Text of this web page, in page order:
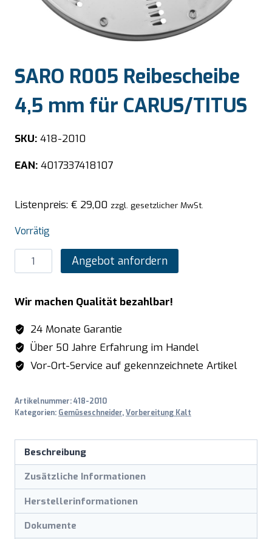
SARO R005 Reibescheibe
4,5 mm für CARUS/TITUS
SKU: 418-2010
EAN: 4017337418107
Listenpreis: € 29,00 zzgl. gesetzlicher MwSt.
Vorrätig
SARO
R005
4,5
mm
für
CARUS/TITUS
Menge
Angebot anfordern
Wir machen Qualität bezahlbar!
24 Monate Garantie
Über 50 Jahre Erfahrung im Handel
Vor-Ort-Service auf gekennzeichnete Artikel
Artikelnummer:418-2010
Kategorien: Gemüseschneider,Vorbereitung Kalt
Beschreibung
Zusätzliche Informationen
Herstellerinformationen
Dokumente